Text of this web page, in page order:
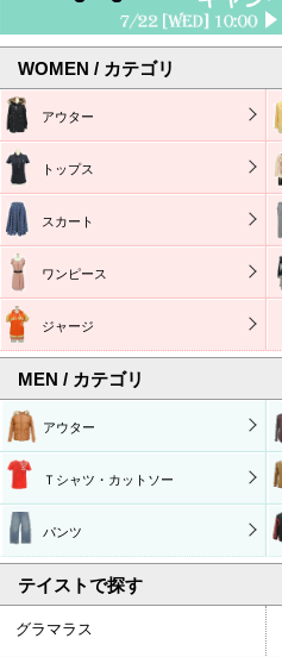
WOMEN / カテゴリ
アウター
トップス
スカート
ワンピース
ジャージ
MEN / カテゴリ
アウター
Ｔシャツ・カットソー
パンツ
テイストで探す
グラマラス